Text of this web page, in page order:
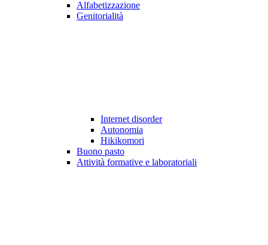
Alfabetizzazione
Genitorialità
Internet disorder
Autonomia
Hikikomori
Buono pasto
Attività formative e laboratoriali